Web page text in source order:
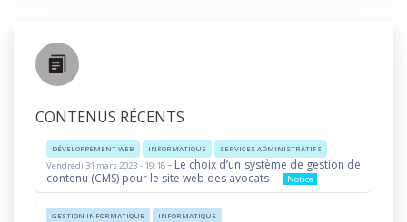
CONTENUS RÉCENTS
DÉVELOPPEMENT WEB INFORMATIQUE SERVICES ADMINISTRATIFS
Vendredi 31 mars 2023 - 19:18- Le choix d’un système de gestion de
contenu (CMS) pour le site web des avocats
Notice
GESTION INFORMATIQUE INFORMATIQUE